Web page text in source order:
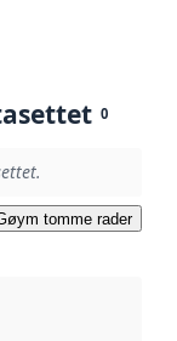
0
tomme rader